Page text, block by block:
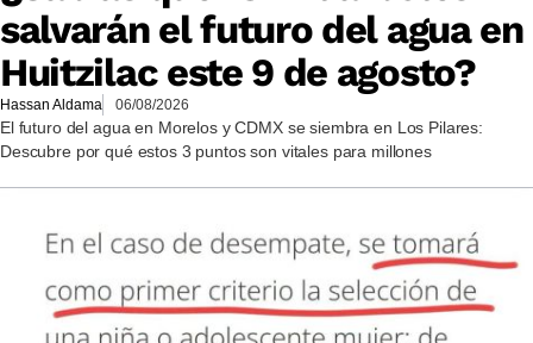
salvarán el futuro del agua en
Huitzilac este 9 de agosto?
Hassan Aldama 06/08/2026
El futuro del agua en Morelos y CDMX se siembra en Los Pilares:
Descubre por qué estos 3 puntos son vitales para millones